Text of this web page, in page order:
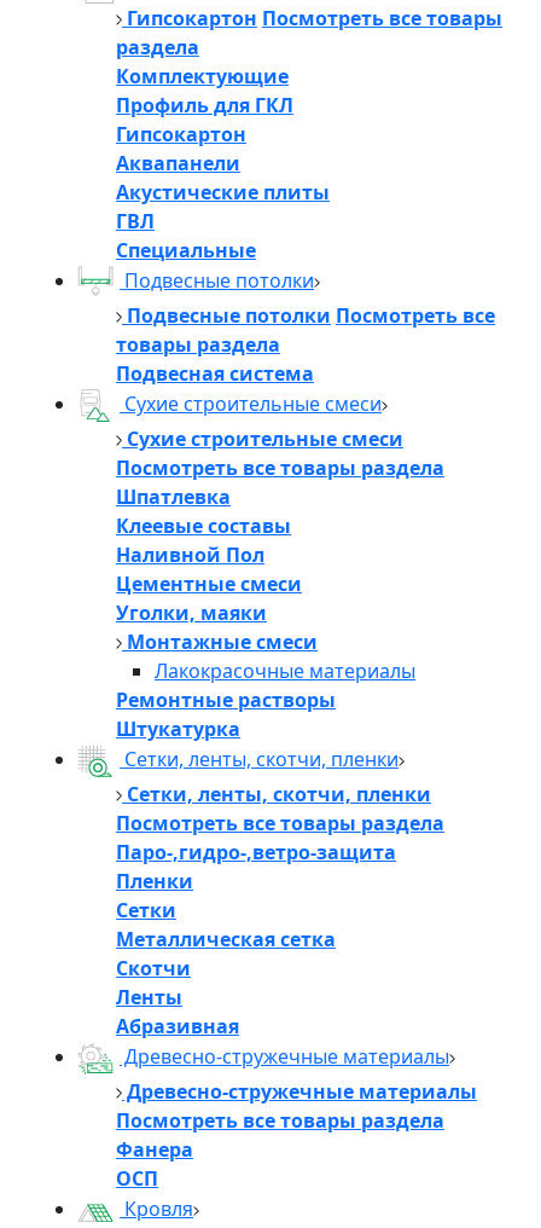
Гипсокартон Посмотреть все товары
раздела
Комплектующие
Профиль для ГКЛ
Гипсокартон
Аквапанели
Акустические плиты
ГВЛ
Специальные
Подвесные потолки
Подвесные потолки Посмотреть все
товары раздела
Подвесная система
Сухие строительные смеси
Сухие строительные смеси
Посмотреть все товары раздела
Шпатлевка
Клеевые составы
Наливной Пол
Цементные смеси
Уголки, маяки
Монтажные смеси
Лакокрасочные материалы
Ремонтные растворы
Штукатурка
Сетки, ленты, скотчи, пленки
Сетки, ленты, скотчи, пленки
Посмотреть все товары раздела
Паро-,гидро-,ветро-защита
Пленки
Сетки
Металлическая сетка
Скотчи
Ленты
Абразивная
Древесно-стружечные материалы
Древесно-стружечные материалы
Посмотреть все товары раздела
Фанера
ОСП
Кровля